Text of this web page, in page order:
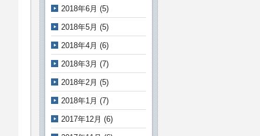
2018年6月 (5)
2018年5月 (5)
2018年4月 (6)
2018年3月 (7)
2018年2月 (5)
2018年1月 (7)
2017年12月 (6)